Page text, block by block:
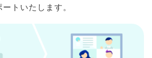
トいたします。